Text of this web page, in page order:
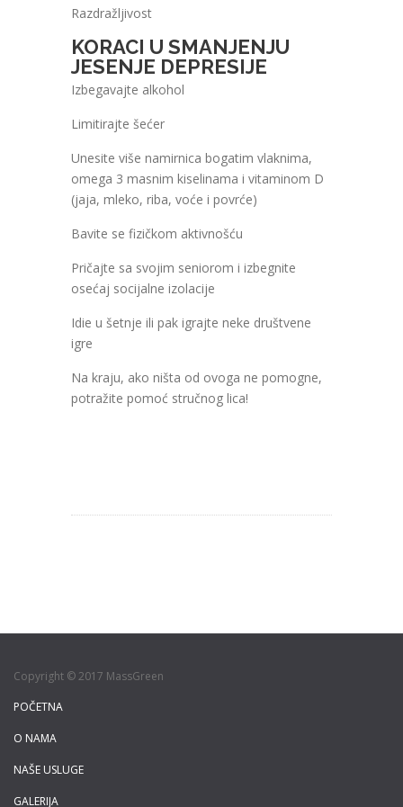
Razdražljivost
KORACI U SMANJENJU
JESENJE DEPRESIJE
Izbegavajte alkohol
Limitirajte šećer
Unesite više namirnica bogatim vlaknima,
omega 3 masnim kiselinama i vitaminom D
(jaja, mleko, riba, voće i povrće)
Bavite se fizičkom aktivnošću
Pričajte sa svojim seniorom i izbegnite
osećaj socijalne izolacije
Idie u šetnje ili pak igrajte neke društvene
igre
Na kraju, ako ništa od ovoga ne pomogne,
potražite pomoć stručnog lica!
Copyright © 2017 MassGreen
POČETNA
O NAMA
NAŠE USLUGE
GALERIJA